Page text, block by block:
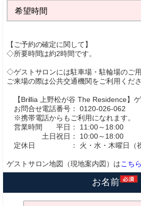
【ご予約の確定に関して】
◇所要時間は約2時間です。
◇ゲストサロンには駐車場・駐輪場のご
ご来場の際は公共交通機関をご利用くださ
【Brillia 上野松が谷 The Residence】
お問合せ電話番号： 0120-026-062
※携帯電話からもご利用になれます。
営業時間 平日： 11:00～18:00
土日祝日： 10:00～18:00
定休日 ： 火・水・木曜日（祝
ゲストサロン地図（現地案内図）はこちら
お名前